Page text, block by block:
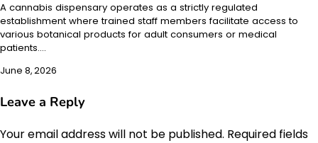
A cannabis dispensary operates as a strictly regulated
establishment where trained staff members facilitate access to
various botanical products for adult consumers or medical
patients.…
June 8, 2026
Leave a Reply
Your email address will not be published. Required fields